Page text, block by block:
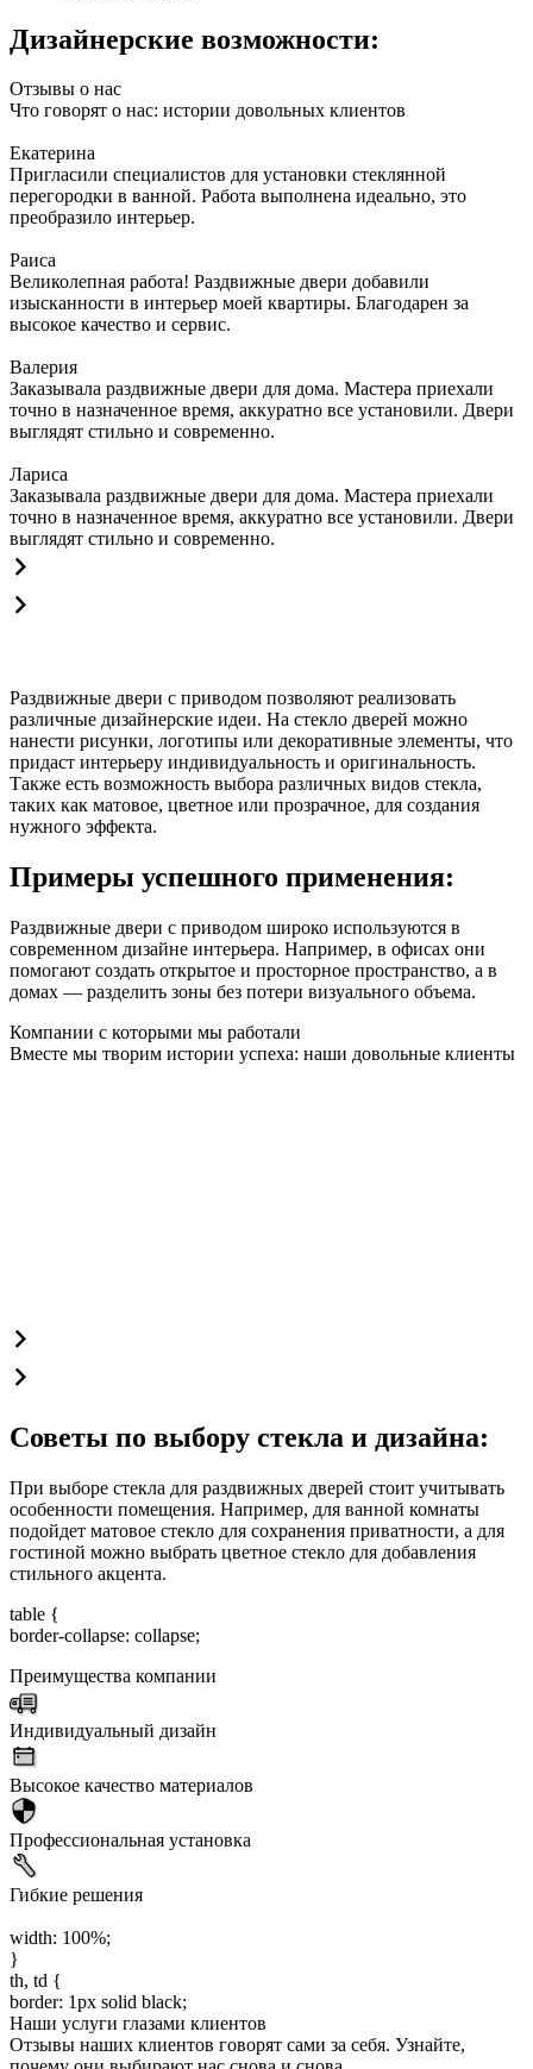
Дизайнерские возможности:
Отзывы о нас
Что говорят о нас: истории довольных клиентов
Екатерина
Пригласили специалистов для установки стеклянной
перегородки в ванной. Работа выполнена идеально, это
преобразило интерьер.
Раиса
Великолепная работа! Раздвижные двери добавили
изысканности в интерьер моей квартиры. Благодарен за
высокое качество и сервис.
Валерия
Заказывала раздвижные двери для дома. Мастера приехали
точно в назначенное время, аккуратно все установили. Двери
выглядят стильно и современно.
Лариса
Заказывала раздвижные двери для дома. Мастера приехали
точно в назначенное время, аккуратно все установили. Двери
выглядят стильно и современно.
Раздвижные двери с приводом позволяют реализовать
различные дизайнерские идеи. На стекло дверей можно
нанести рисунки, логотипы или декоративные элементы, что
придаст интерьеру индивидуальность и оригинальность.
Также есть возможность выбора различных видов стекла,
таких как матовое, цветное или прозрачное, для создания
нужного эффекта.
Примеры успешного применения:
Раздвижные двери с приводом широко используются в
современном дизайне интерьера. Например, в офисах они
помогают создать открытое и просторное пространство, а в
домах — разделить зоны без потери визуального объема.
Компании с которыми мы работали
Вместе мы творим истории успеха: наши довольные клиенты
Советы по выбору стекла и дизайна:
При выборе стекла для раздвижных дверей стоит учитывать
особенности помещения. Например, для ванной комнаты
подойдет матовое стекло для сохранения приватности, а для
гостиной можно выбрать цветное стекло для добавления
стильного акцента.
table {
border-collapse: collapse;
Преимущества компании
Индивидуальный дизайн
Высокое качество материалов
Профессиональная установка
Гибкие решения
width: 100%;
}
th, td {
border: 1px solid black;
Наши услуги глазами клиентов
Отзывы наших клиентов говорят сами за себя. Узнайте,